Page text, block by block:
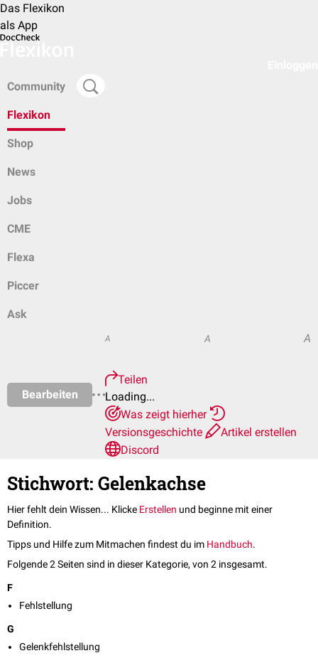
Das Flexikon
als App
Community
Flexikon
Shop
News
Jobs
CME
Flexa
Piccer
Ask
Bearbeiten
A A A
Teilen
Loading...
Was zeigt hierher
Versionsgeschichte
Artikel erstellen
Discord
Stichwort: Gelenkachse
Hier fehlt dein Wissen... Klicke Erstellen und beginne mit einer
Definition.
Tipps und Hilfe zum Mitmachen findest du im Handbuch.
Folgende 2 Seiten sind in dieser Kategorie, von 2 insgesamt.
F
Fehlstellung
G
Gelenkfehlstellung